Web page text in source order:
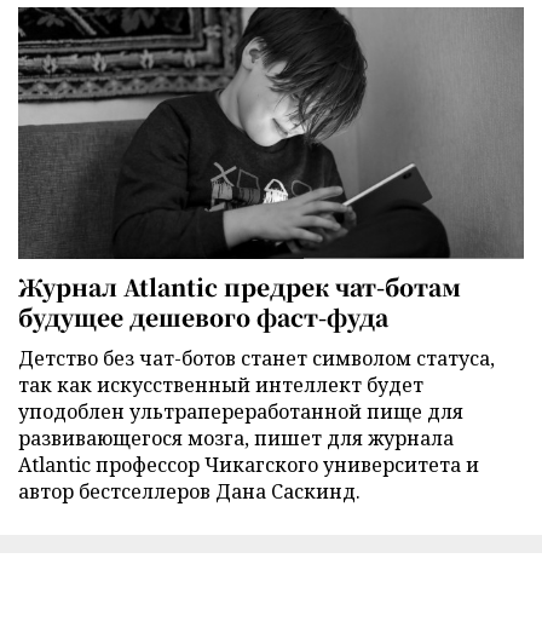
Журнал Atlantic предрек чат-ботам
будущее дешевого фаст-фуда
Детство без чат-ботов станет символом статуса,
так как искусственный интеллект будет
уподоблен ультрапереработанной пище для
развивающегося мозга, пишет для журнала
Atlantic профессор Чикагского университета и
автор бестселлеров Дана Саскинд.